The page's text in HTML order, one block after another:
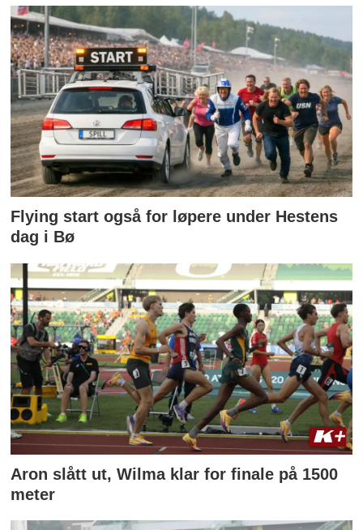
Flying start også for løpere under Hestens
dag i Bø
Aron slått ut, Wilma klar for finale på 1500
meter